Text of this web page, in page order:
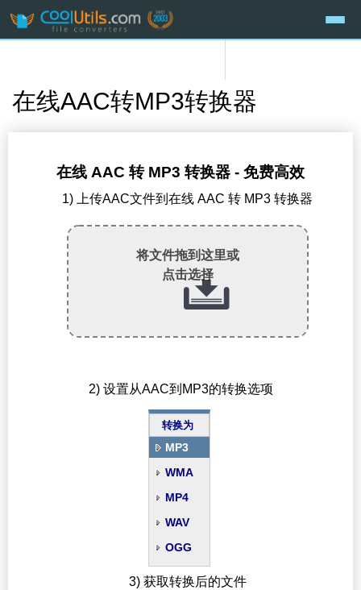
在线AAC转MP3转换器
在线 AAC 转 MP3 转换器 - 免费高效
1) 上传AAC文件到在线 AAC 转 MP3 转换器
将文件拖到这里或
点击选择
2) 设置从AAC到MP3的转换选项
转换为
MP3
WMA
MP4
WAV
OGG
3) 获取转换后的文件